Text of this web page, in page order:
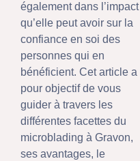
également dans l’impact
qu’elle peut avoir sur la
confiance en soi des
personnes qui en
bénéficient. Cet article a
pour objectif de vous
guider à travers les
différentes facettes du
microblading à Gravon,
ses avantages, le